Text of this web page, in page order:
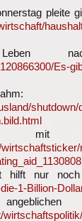
pleite
nach
Es-
nur noch
1-Billion-